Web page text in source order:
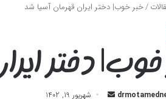
/خبر خوب| دختر ایران قهرمان آسیا شد
خوب| دختر
ارسال شهریور 19, 1402